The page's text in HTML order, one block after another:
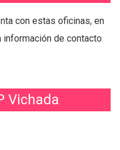
con estas oficinas, en
información de contacto
Vichada